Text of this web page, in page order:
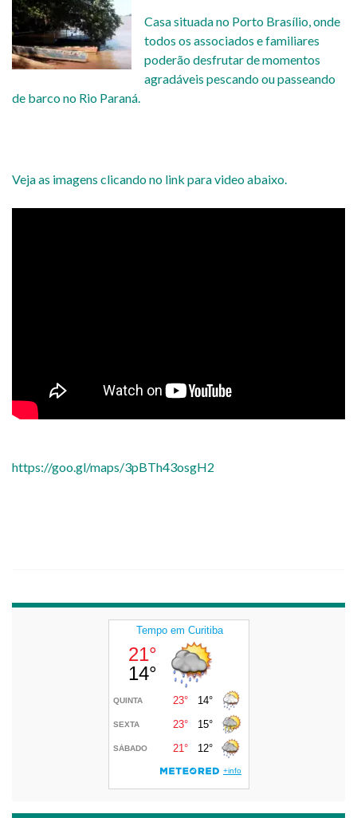
Casa situada no Porto Brasílio, onde
todos os associados e familiares
poderão desfrutar de momentos
agradáveis pescando ou passeando
de barco no Rio Paraná.
Veja as imagens clicando no link para video abaixo.
https://goo.gl/maps/3pBTh43osgH2